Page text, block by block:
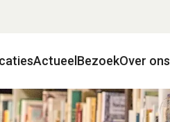
Actueel BezoekOver ons